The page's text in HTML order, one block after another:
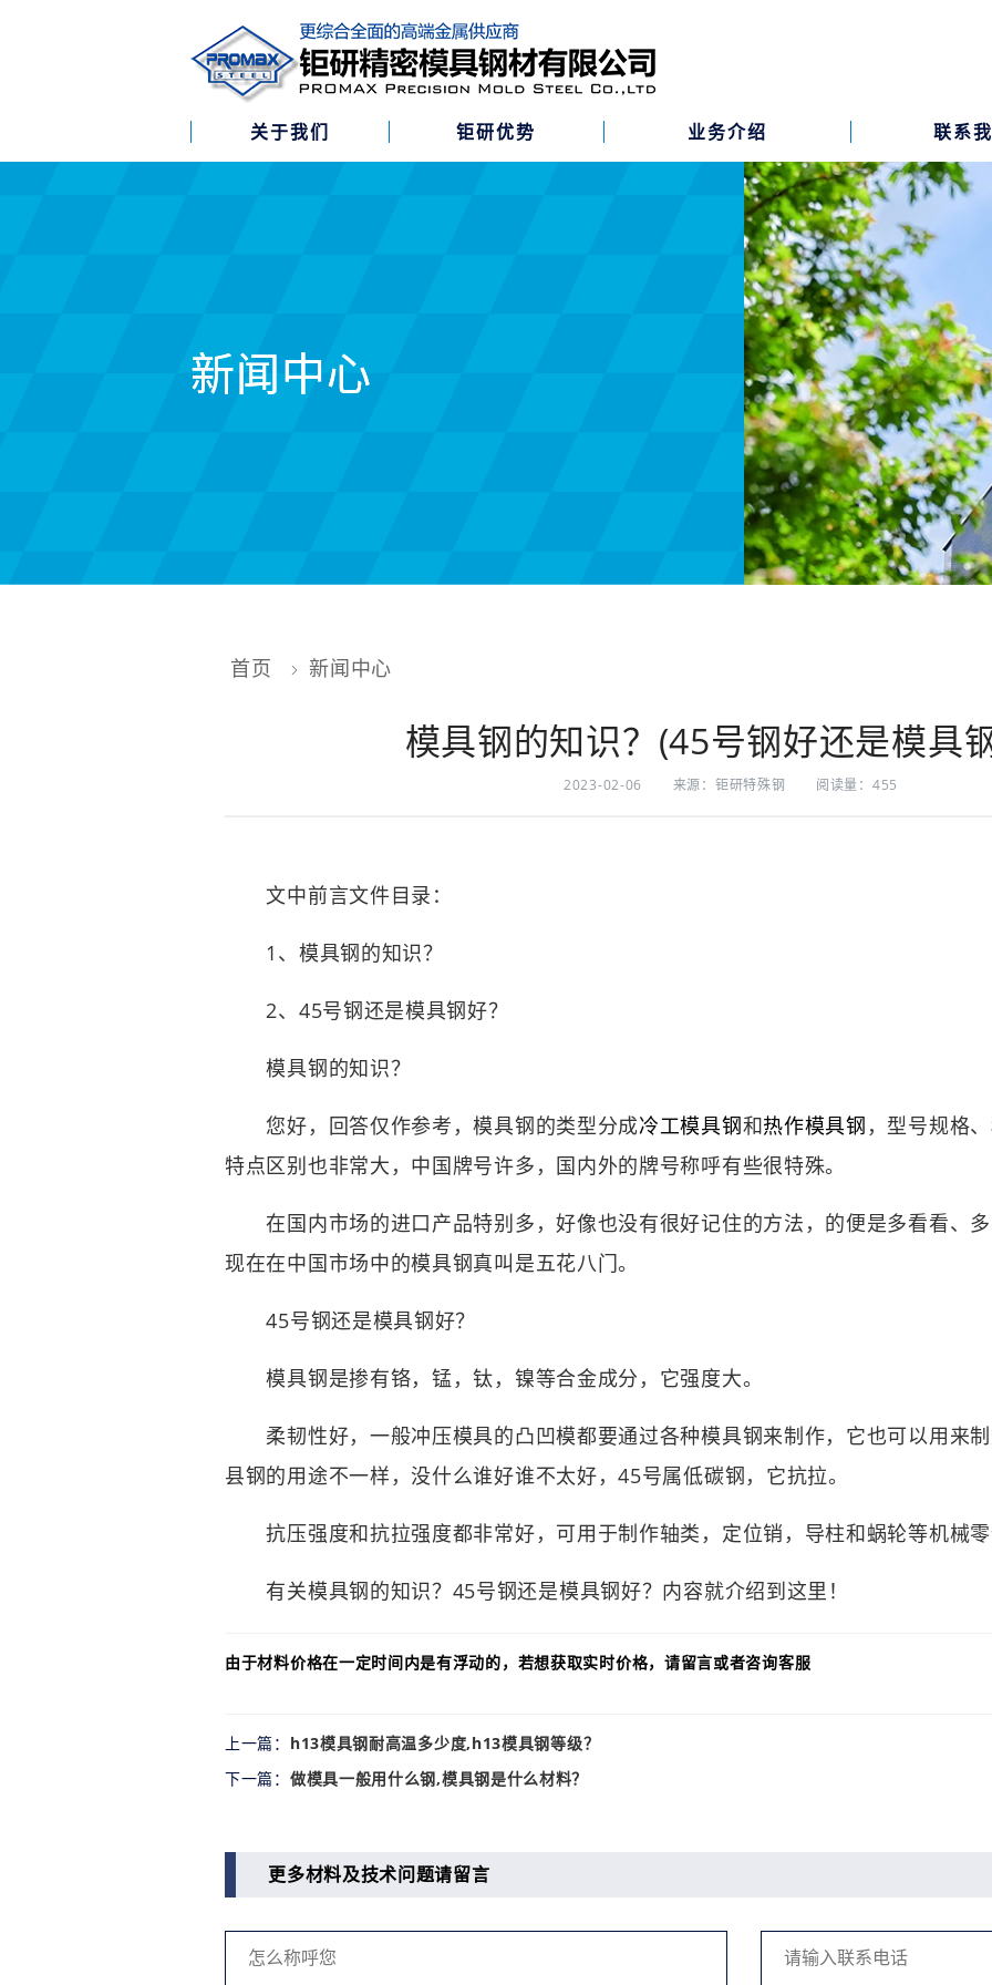
关于我们 钜研优势 业务介绍 联系
新闻中心
首页 新闻中心
模具钢的知识？(45号钢好还是模具
2023-02-06 来源：钜研特殊钢 阅读量：455
文中前言文件目录：
1、模具钢的知识？
2、45号钢还是模具钢好？
模具钢的知识？
您好，回答仅作参考，模具钢的类型分成冷工模具钢和热作模具钢 ，型号规格
特点区别也非常大，中国牌号许多，国内外的牌号称呼有些很特殊。
在国内市场的进口产品特别多，好像也没有很好记住的方法，的便是多看看、
现在在中国市场中的模具钢真叫是五花八门。
45号钢还是模具钢好？
模具钢是掺有铬，锰，钛，镍等合金成分，它强度大。
柔韧性好，一般冲压模具的凸凹模都要通过各种模具钢来制作，它也可以用来
县钢的用途不一样，没什么谁好谁不太好，45号属低碳钢，它抗拉。
抗压强度和抗拉强度都非常好，可用于制作轴类，定位销，导柱和蜗轮等机械
有关模具钢的知识？45号钢还是模具钢好？内容就介绍到这里！
由于材料价格在一定时间内是有浮动的，若想获取实时价格，请留言或者咨询客服
上一篇： h13模具钢耐高温多少度,h13模具钢等级？
下一篇： 做模具一般用什么钢,模具钢是什么材料？
更多材料及技术问题请留言